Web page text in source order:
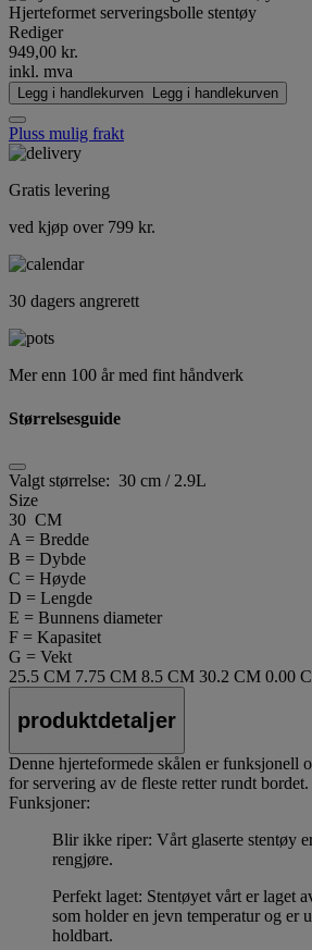
Hjerteformet serveringsbolle stentøy
Rediger
949,00 kr.
inkl. mva
Legg i handlekurven Legg i handlekurven
Pluss mulig frakt
Gratis levering
ved kjøp over 799 kr.
30 dagers angrerett
Mer enn 100 år med fint håndverk
Størrelsesguide
Valgt størrelse: 30 cm / 2.9L
Size
30 CM
A = Bredde
B = Dybde
C = Høyde
D = Lengde
E = Bunnens diameter
F = Kapasitet
G = Vekt
25.5 CM 7.75 CM 8.5 CM 30.2 CM 0.00
produktdetaljer
Denne hjerteformede skålen er funksjonell
for servering av de fleste retter rundt bordet.
Funksjoner:
Blir ikke riper: Vårt glaserte stentøy
rengjøre.
Perfekt laget: Stentøyet vårt er laget
som holder en jevn temperatur og er
holdbart.